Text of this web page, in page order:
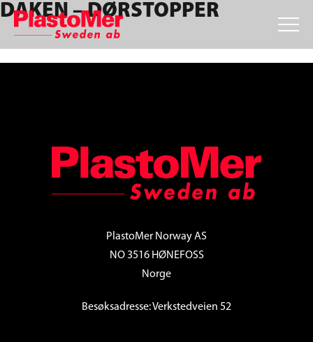
Skip
primary
navigation
Skip
main
content
Skip
footer
DAKEN – DØRSTOPPER
PlastoMer Norway AS
NO 3516 HØNEFOSS
Norge
Besøksadresse: Verkstedveien 52